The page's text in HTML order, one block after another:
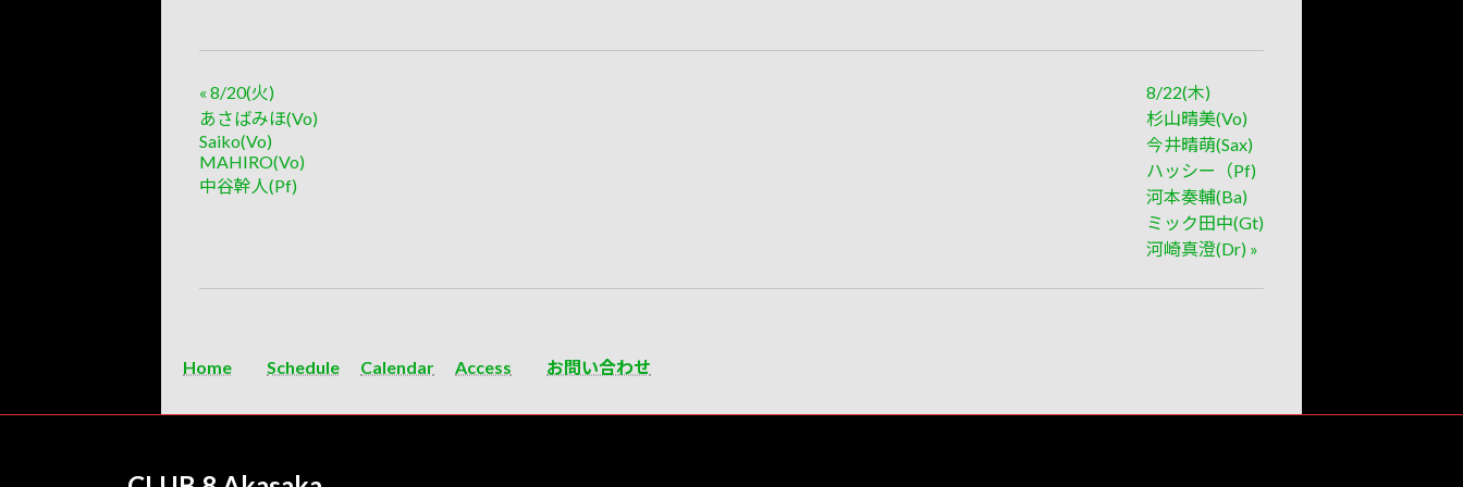
« 8/20(火)
あさばみほ(Vo)
Saiko(Vo)
MAHIRO(Vo)
中谷幹人(Pf)
8/22(木)
杉山晴美(Vo)
今井晴萌(Sax)
ハッシー（Pf)
河本奏輔(Ba)
ミック田中(Gt)
河崎真澄(Dr) »
Home Schedule Calendar Access お問い合わせ